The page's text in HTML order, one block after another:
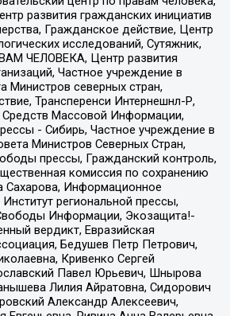
развития гражданских инициатив
Гражданское действие, Центр
исследований, Сутяжник,
ЧЕЛОВЕКА, Центр развития
Частное учреждение в
Министров северных стран,
Трансперенси Интернешнл-Р,
Массовой Информации,
- Сибирь, Частное учреждение в
Министров Северных Стран,
прессы, Гражданский контроль,
комиссия по сохранению
Сахарова, Информационное
региональной прессы,
Информации, Экозащита!-
вердикт, Евразийская
Бедушев Петр Петрович,
Кривенко Сергей
Павел Юрьевич, Шнырова
Лилия Айратовна, Сидорович
Александр Алексеевич,